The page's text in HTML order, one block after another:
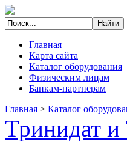
Главная
Карта сайта
Каталог оборудования
Физическим лицам
Банкам-партнерам
Главная > Каталог
Тринидат и